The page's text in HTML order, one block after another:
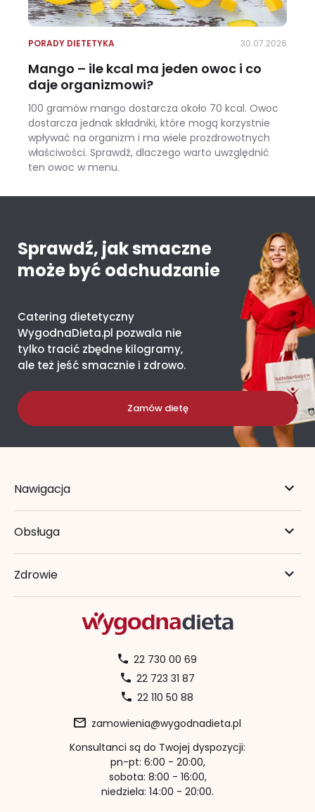
PORADY DIETETYKA 30.07.2026
Mango – ile kcal ma jeden owoc i co
daje organizmowi?
100 gramów mango dostarcza około 70 kcal. Owoc
dostarcza jednak składniki, które mogą korzystnie
wpływać na organizm i ma wiele prozdrowotnych
właściwości. Sprawdź, dlaczego warto uwzględnić
ten owoc w menu.
Sprawdź, jak smaczne
może być odchudzanie
Catering dietetyczny
WygodnaDieta.pl pozwala nie
tylko tracić zbędne kilogramy,
ale też jeść smacznie i zdrowo.
Zamów dietę
Nawigacja
Obsługa
Zdrowie
22 730 00 69
22 723 31 87
22 110 50 88
zamowienia@wygodnadieta.pl
Konsultanci są do Twojej dyspozycji:
pn-pt: 6:00 - 20:00,
sobota: 8:00 - 16:00,
niedziela: 14:00 - 20:00.